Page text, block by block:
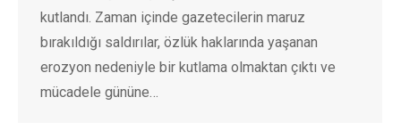
kutlandı. Zaman içinde gazetecilerin maruz
bırakıldığı saldırılar, özlük haklarında yaşanan
erozyon nedeniyle bir kutlama olmaktan çıktı ve
mücadele gününe…